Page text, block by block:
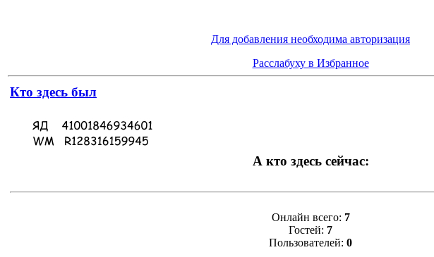
Для добавления необходима авторизация
Расслабуху в Избранное
Кто здесь был
А кто здесь сейчас:
Онлайн всего: 7
Гостей: 7
Пользователей: 0